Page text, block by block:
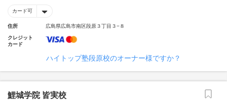
カード可
住所 広島県広島市南区段原３丁目３−８
クレジット
カード
ハイトップ塾段原校のオーナー様ですか？
鯉城学院 皆実校